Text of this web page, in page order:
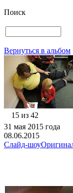
Поиск
Вернуться в альбом
15 из 42
31 мая 2015 года
08.06.2015
Слайд-шоу